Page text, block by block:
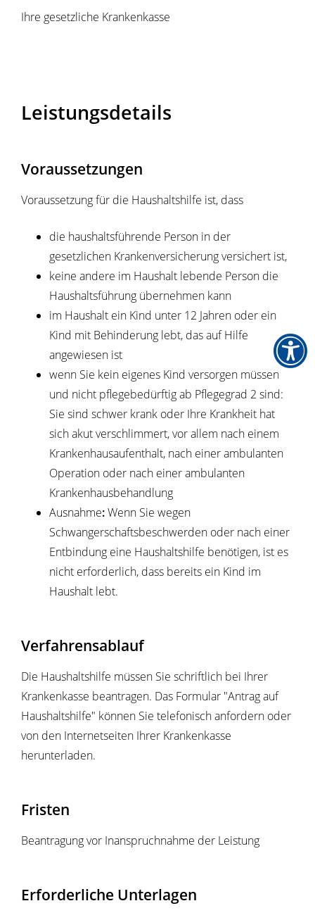
Ihre gesetzliche Krankenkasse
Leistungsdetails
Voraussetzungen
Voraussetzung für die Haushaltshilfe ist, dass
die haushaltsführende Person in der
gesetzlichen Krankenversicherung versichert ist,
keine andere im Haushalt lebende Person die
Haushaltsführung übernehmen kann
im Haushalt ein Kind unter 12 Jahren oder ein
Kind mit Behinderung lebt, das auf Hilfe
angewiesen ist
wenn Sie kein eigenes Kind versorgen müssen
und nicht pflegebedürftig ab Pflegegrad 2 sind:
Sie sind schwer krank oder Ihre Krankheit hat
sich akut verschlimmert, vor allem nach einem
Krankenhausaufenthalt, nach einer ambulanten
Operation oder nach einer ambulanten
Krankenhausbehandlung
Ausnahme:Wenn Sie wegen
Schwangerschaftsbeschwerden oder nach einer
Entbindung eine Haushaltshilfe benötigen, ist es
nicht erforderlich, dass bereits ein Kind im
Haushalt lebt.
Verfahrensablauf
Die Haushaltshilfe müssen Sie schriftlich bei Ihrer
Krankenkasse beantragen. Das Formular "Antrag auf
Haushaltshilfe" können Sie telefonisch anfordern oder
von den Internetseiten Ihrer Krankenkasse
herunterladen.
Fristen
Beantragung vor Inanspruchnahme der Leistung
Erforderliche Unterlagen